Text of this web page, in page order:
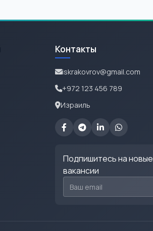
Контакты
iskrakovrov@gmail.com
+972 123 456 789
Израиль
Подпишитесь на новые
вакансии
Email для подписки